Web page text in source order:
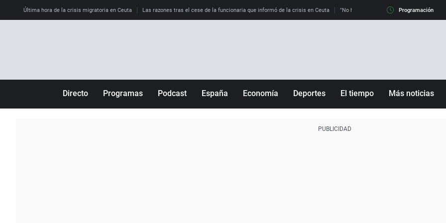
Última hora de la crisis migratoria en Ceuta Las razones tras el cese de la funcionaria que informó de la crisis en Ceuta "No hay mafias, que no nos engañen":
Programación
Directo Programas Podcast España Economía Deportes El tiempo Más noticias